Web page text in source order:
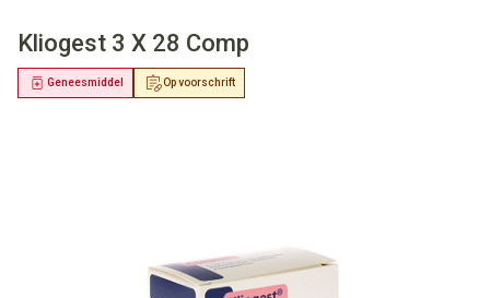
Kliogest 3 X 28 Comp
Op voorschrift
Geneesmiddel